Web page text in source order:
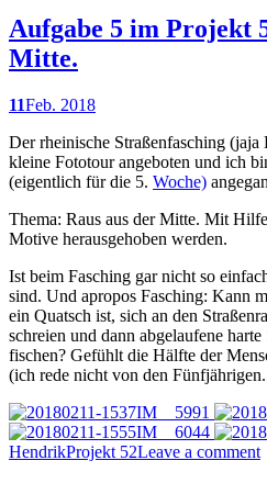
Aufgabe 5 im Projekt
Mitte.
11Feb. 2018
Der rheinische Straßenfasching
kleine Fototour angeboten und ich
(eigentlich für die 5. Woche)
Thema: Raus aus der Mitte. Mit
Motive herausgehoben werden.
Ist beim Fasching gar nicht so
sind. Und apropos Fasching: Kann
ein Quatsch ist, sich an den
schreien und dann abgelaufene
fischen? Gefühlt die Hälfte der
(ich rede nicht von den
HendrikProjekt 52Leave a comment